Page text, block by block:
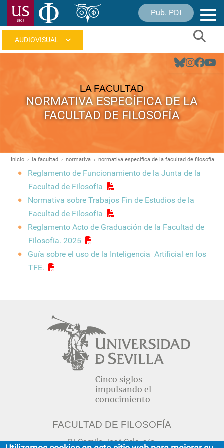
Pasar
Pub. PDI
principal
LA FACULTAD
NORMATIVA ESPECÍFICA DE LA
FACULTAD DE FILOSOFÍA
Ruta
navegación
Inicio la facultad normativa normativa especifica de la facultad de filosofia
Reglamento de Funcionamiento de la Junta de la
Facultad de Filosofía
Normativa sobre Trabajos Fin de Estudios de la
Facultad de Filosofía
Reglamento Acto de Graduación de la Facultad de
Filosofía. 2025
Guía sobre el uso de la Inteligencia Artificial en los
TFE.
Cinco siglos
impulsando el
conocimiento
FACULTAD DE FILOSOFÍA
C/ Camilo José Cela, s/n.